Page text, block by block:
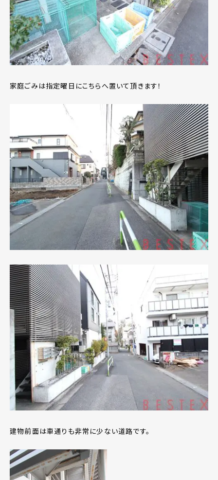
家庭ごみは指定曜日にこちらへ置いて頂きます！
建物前面は車通りも非常に少ない道路です。